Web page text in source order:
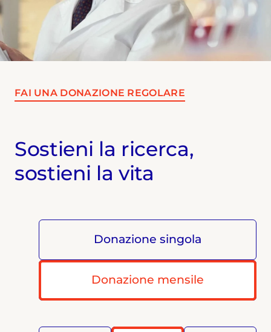
FAI UNA DONAZIONE REGOLARE
Sostieni la ricerca,
sostieni la vita
Donazione singola
Donazione mensile